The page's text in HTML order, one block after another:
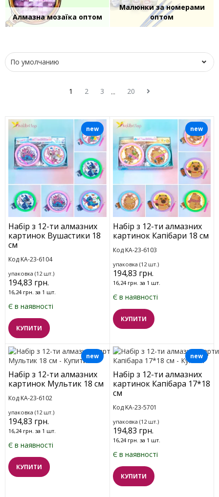
Алмазна мозаїка оптом
Малюнки за номерами
оптом
1 2 3 ... 20
Набір з 12-ти алмазних
картинок Вушастики 18
см
Код KA-23-6104
упаковка (12 шт.)
194,83 грн.
16,24 грн. за 1 шт.
Є в наявності
new
КУПИТИ
Набір з 12-ти алмазних
картинок Капібари 18 см
Код KA-23-6103
упаковка (12 шт.)
194,83 грн.
16,24 грн. за 1 шт.
Є в наявності
new
КУПИТИ
Набір з 12-ти алмазних
картинок Мультик 18 см
Код KA-23-6102
упаковка (12 шт.)
194,83 грн.
16,24 грн. за 1 шт.
Є в наявності
new
КУПИТИ
Набір з 12-ти алмазних
картинок Капібара 17*18
см
Код KA-23-5701
упаковка (12 шт.)
194,83 грн.
16,24 грн. за 1 шт.
Є в наявності
new
КУПИТИ